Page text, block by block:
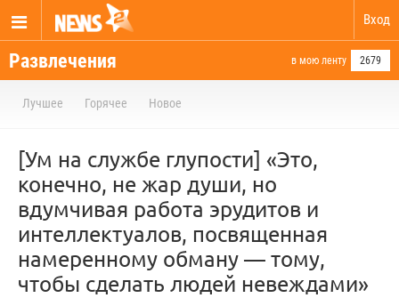
Вход
Развлечения в мою ленту 2679
Лучшее Горячее Новое
[Ум на службе глупости] «Это,
конечно, не жар души, но
вдумчивая работа эрудитов и
интеллектуалов, посвященная
намеренному обману — тому,
чтобы сделать людей невеждами»